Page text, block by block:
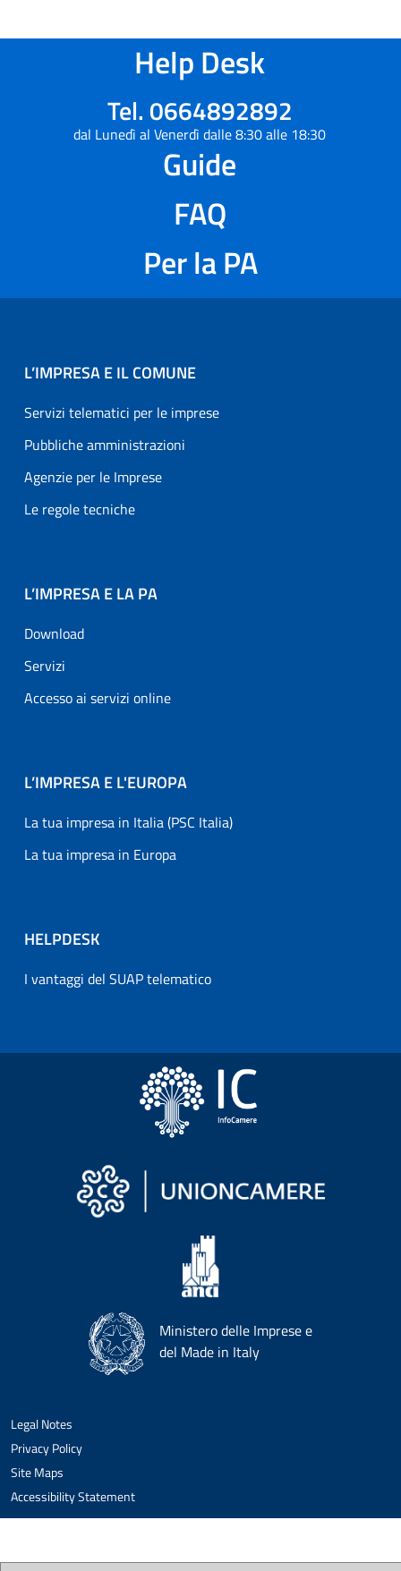
Help Desk
Tel. 0664892892
dal Lunedì al Venerdì dalle 8:30 alle 18:30
Guide
FAQ
Per la PA
L’IMPRESA E IL COMUNE
Servizi telematici per le imprese
Pubbliche amministrazioni
Agenzie per le Imprese
Le regole tecniche
L’IMPRESA E LA PA
Download
Servizi
Accesso ai servizi online
L’IMPRESA E L'EUROPA
La tua impresa in Italia (PSC Italia)
La tua impresa in Europa
HELPDESK
I vantaggi del SUAP telematico
Ministero delle Imprese e
del Made in Italy
Legal Notes
Privacy Policy
Site Maps
Accessibility Statement